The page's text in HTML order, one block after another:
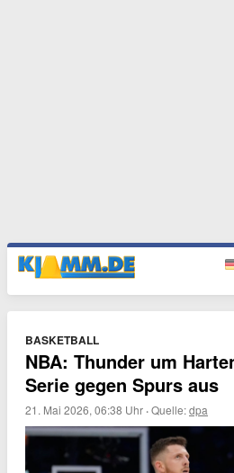
BASKETBALL
NBA: Thunder um
Serie gegen Spurs aus
21. Mai 2026, 06:38 Uhr ·Quelle:dpa